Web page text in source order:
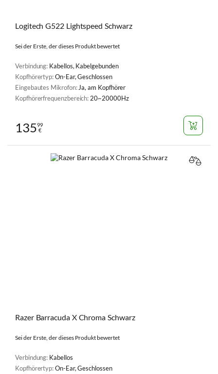
Logitech G522 Lightspeed Schwarz
Sei der Erste, der dieses Produkt bewertet
Verbindung: Kabellos, Kabelgebunden
Kopfhörertyp:On-Ear, Geschlossen
Eingebautes Mikrofon:Ja, am Kopfhörer
Kopfhörerfrequenzbereich:20~20000Hz
13599
€
Razer Barracuda X Chroma Schwarz
Sei der Erste, der dieses Produkt bewertet
Verbindung: Kabellos
Kopfhörertyp:On-Ear, Geschlossen